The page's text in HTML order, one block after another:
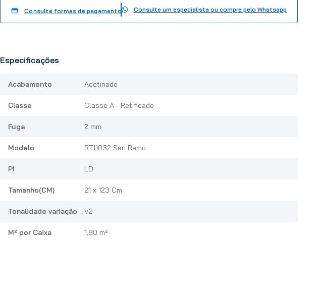
Consulte formas de pagamento Consulte um especialista ou compre pelo Whatsapp
Especificações
Acabamento Acetinado
Classe Classe A - Retificado
Fuga 2 mm
Modelo RT11032 San Remo
PI LD
Tamanho(CM) 21 x 123 Cm
Tonalidade variação V2
M² por Caixa 1,80 m²